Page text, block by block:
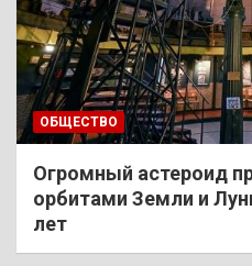
ОБЩЕСТВО
Огромный астероид
орбитами Земли и
лет